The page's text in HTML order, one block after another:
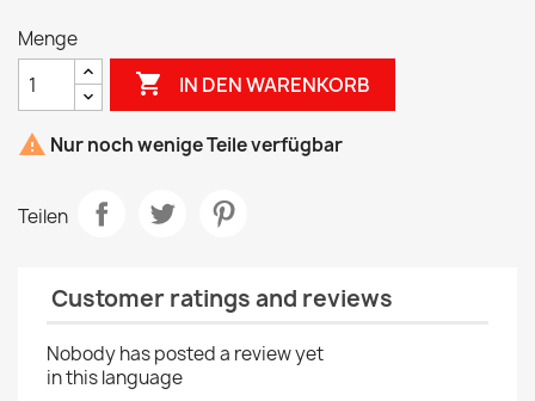
Menge
 IN DEN WARENKORB
 Nur noch wenige Teile verfügbar
Teilen
Customer ratings and reviews
Nobody has posted a review yet
in this language